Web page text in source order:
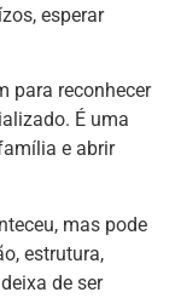
esperar
para reconhecer
É uma
e abrir
mas pode
estrutura,
de ser